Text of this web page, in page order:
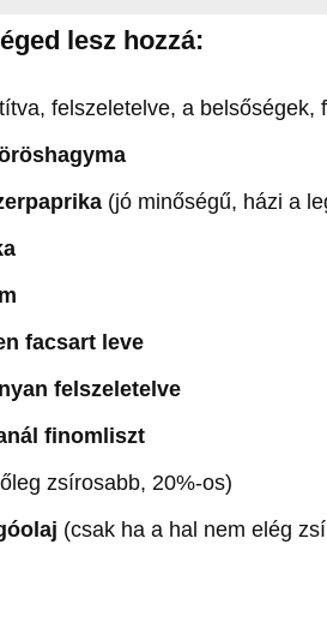
lesz hozzá:
felszeletelve, a belsőségek,
(jó minőségű, házi a
facsart leve
felszeletelve
finomliszt
zsírosabb, 20%-os)
(csak ha a hal nem elég